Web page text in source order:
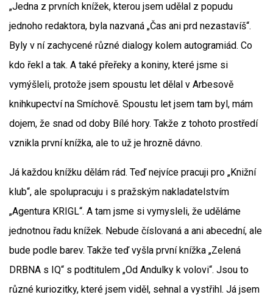
„Jedna z prvních knížek, kterou jsem udělal z popudu
jednoho redaktora, byla nazvaná „Čas ani prd nezastavíš“.
Byly v ní zachycené různé dialogy kolem autogramiád. Co
kdo řekl a tak. A také přeřeky a koniny, které jsme si
vymýšleli, protože jsem spoustu let dělal v Arbesově
knihkupectví na Smíchově. Spoustu let jsem tam byl, mám
dojem, že snad od doby Bílé hory. Takže z tohoto prostředí
vznikla první knížka, ale to už je hrozně dávno.
Já každou knížku dělám rád. Teď nejvíce pracuji pro „Knižní
klub“, ale spolupracuju i s pražským nakladatelstvím
„Agentura KRIGL“. A tam jsme si vymysleli, že uděláme
jednotnou řadu knížek. Nebude číslovaná a ani abecední, ale
bude podle barev. Takže teď vyšla první knížka „Zelená
DRBNA s IQ“ s podtitulem „Od Andulky k volovi“. Jsou to
různé kuriozitky, které jsem viděl, sehnal a vystřihl. Já jsem